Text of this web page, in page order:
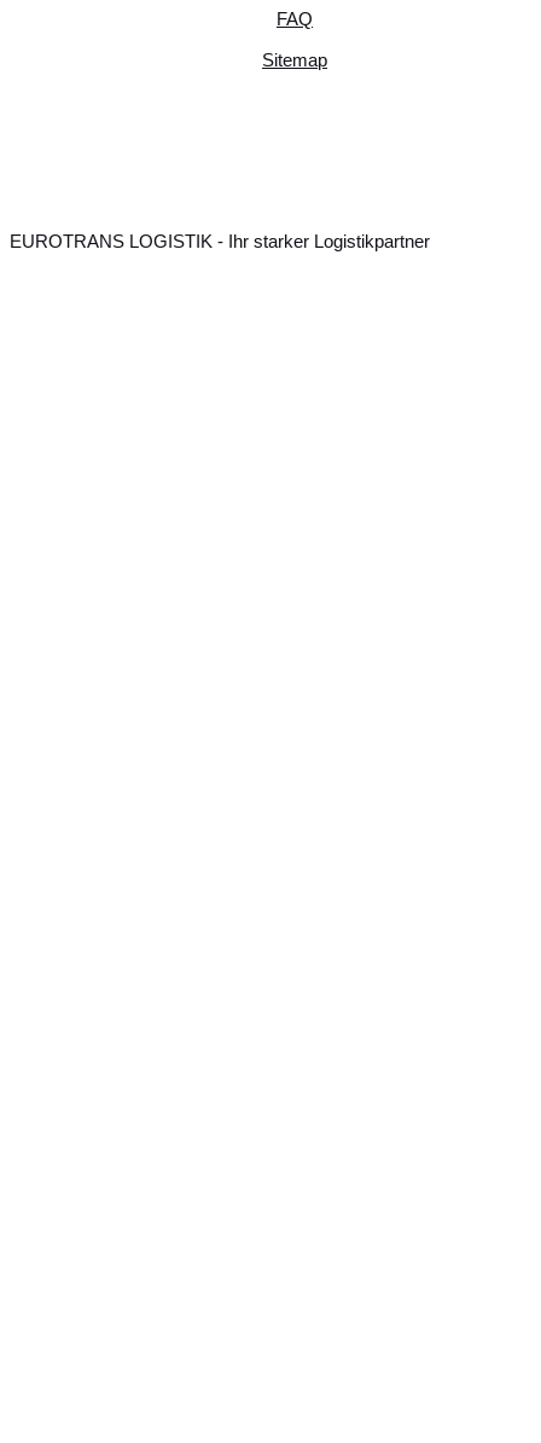
FAQ
Sitemap
EUROTRANS LOGISTIK - Ihr starker Logistikpartner